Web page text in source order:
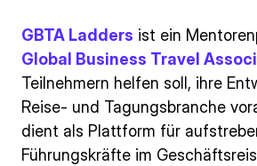
GBTA Ladders ist ein
Global Business Travel
Teilnehmern helfen soll, ihre
Reise- und Tagungsbranche
dient als Plattform für
Führungskräfte im